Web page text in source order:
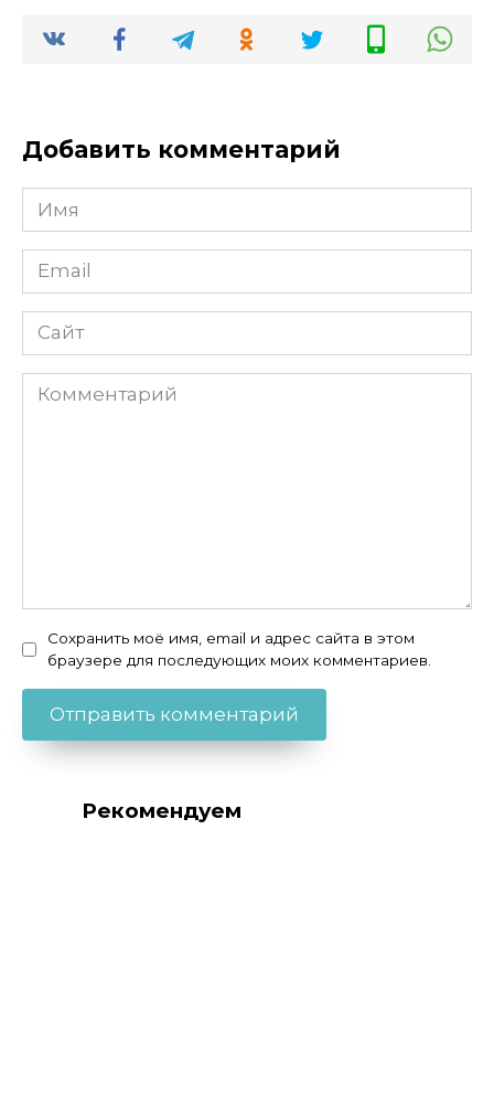
Добавить комментарий
Имя
Email
Сайт
Комментарий
Сохранить моё имя, email и адрес сайта в этом
браузере для последующих моих комментариев.
Рекомендуем